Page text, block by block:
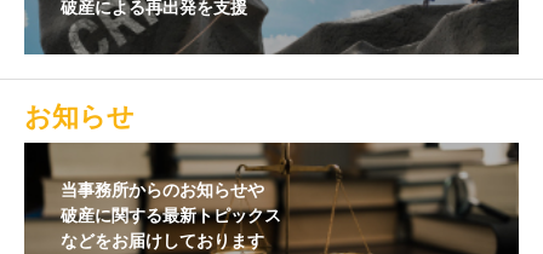
破産による再出発を支援
お知らせ
当事務所からのお知らせや
破産に関する最新トピックス
などをお届けしております